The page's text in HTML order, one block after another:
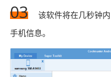
03
该软件将在几秒钟
手机信息。